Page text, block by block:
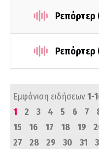
Εμφάνιση ειδήσεων1-
1
2 3 4 5 6 7
15
16 17 18 19
27
28 29 30 31